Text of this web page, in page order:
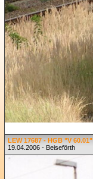
LEW 17687 - HGB "V 60.01"
19.04.2006 - Beiseförth